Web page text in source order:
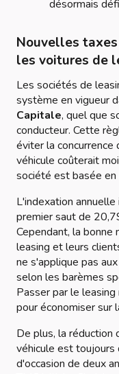
désormais
Nouvelles
les voitures de
Les sociétés de
système en vigueur
Capitale, quel que
conducteur. Cette
éviter la concurrence
véhicule coûterait
société est basée en
L'indexation
premier saut de
Cependant, la
leasing et leurs
ne s'applique pas
selon les barèmes
Passer par le
pour économiser sur
De plus, la réduction
véhicule est toujours
d'occasion de deux